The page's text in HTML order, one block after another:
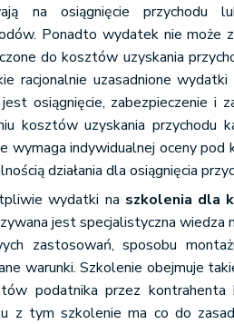
na osiągnięcie przychodu
Ponadto wydatek nie może
do kosztów uzyskania
racjonalnie uzasadnione
osiągnięcie, zabezpieczenie i
kosztów uzyskania przychodu
wymaga indywidualnej oceny pod
działania dla osiągnięcia
wydatki na szkolenia dla
jest specjalistyczna wiedza
zastosowań, sposobu
warunki. Szkolenie obejmuje
podatnika przez
z tym szkolenie ma co do